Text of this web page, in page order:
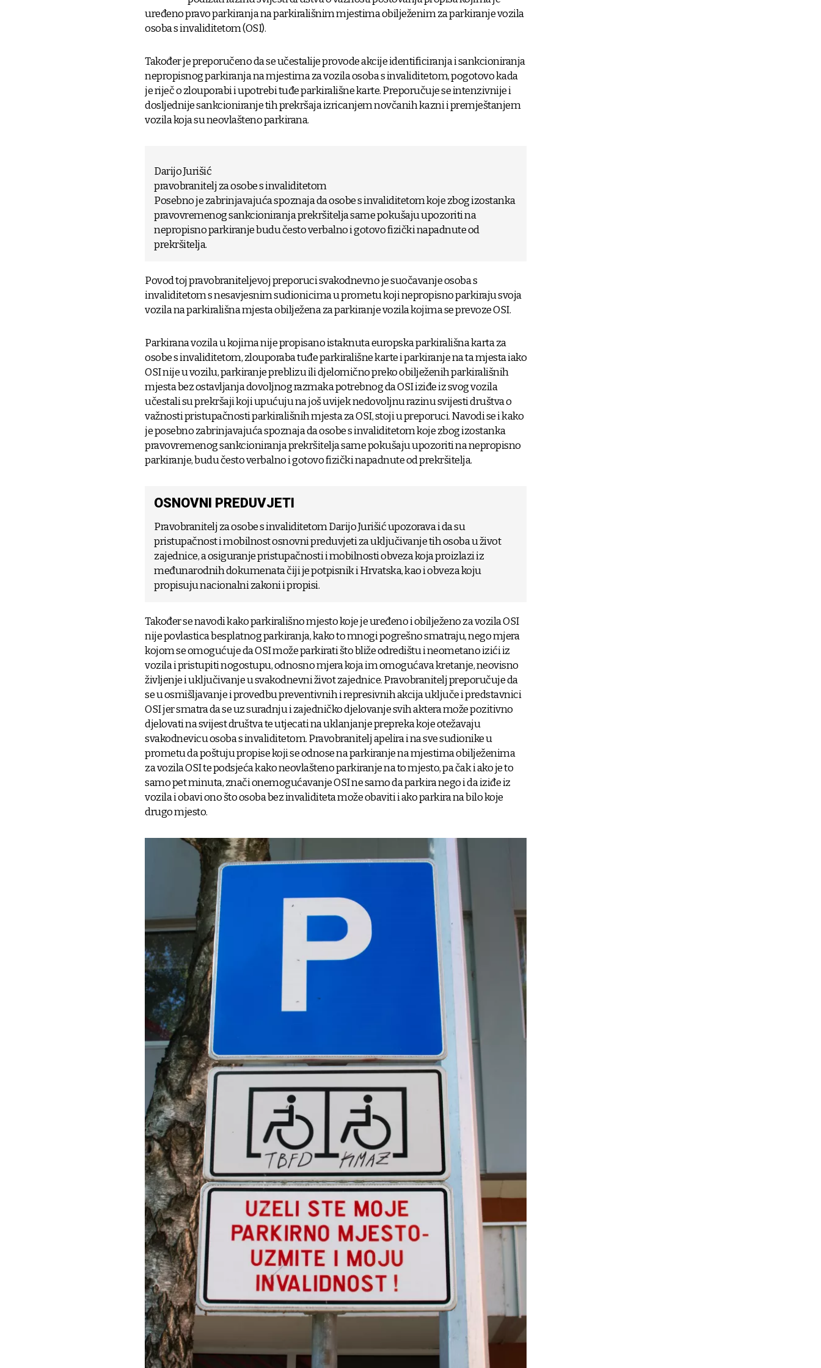
uređeno pravo parkiranja na parkirališnim mjestima obilježenim za parkiranje vozila
osoba s invaliditetom (OSI).
Također je preporučeno da se učestalije provode akcije identificiranja i sankcioniranja
nepropisnog parkiranja na mjestima za vozila osoba s invaliditetom, pogotovo kada
je riječ o zlouporabi i upotrebi tuđe parkirališne karte. Preporučuje se intenzivnije i
dosljednije sankcioniranje tih prekršaja izricanjem novčanih kazni i premještanjem
vozila koja su neovlašteno parkirana.
Darijo Jurišić
pravobranitelj za osobe s invaliditetom
Posebno je zabrinjavajuća spoznaja da osobe s invaliditetom koje zbog izostanka
pravovremenog sankcioniranja prekršitelja same pokušaju upozoriti na
nepropisno parkiranje budu često verbalno i gotovo fizički napadnute od
prekršitelja.
Povod toj pravobraniteljevoj preporuci svakodnevno je suočavanje osoba s
invaliditetom s nesavjesnim sudionicima u prometu koji nepropisno parkiraju svoja
vozila na parkirališna mjesta obilježena za parkiranje vozila kojima se prevoze OSI.
Parkirana vozila u kojima nije propisano istaknuta europska parkirališna karta za
osobe s invaliditetom, zlouporaba tuđe parkirališne karte i parkiranje na ta mjesta iako
OSI nije u vozilu, parkiranje preblizu ili djelomično preko obilježenih parkirališnih
mjesta bez ostavljanja dovoljnog razmaka potrebnog da OSI iziđe iz svog vozila
učestali su prekršaji koji upućuju na još uvijek nedovoljnu razinu svijesti društva o
važnosti pristupačnosti parkirališnih mjesta za OSI, stoji u preporuci. Navodi se i kako
je posebno zabrinjavajuća spoznaja da osobe s invaliditetom koje zbog izostanka
pravovremenog sankcioniranja prekršitelja same pokušaju upozoriti na nepropisno
parkiranje, budu često verbalno i gotovo fizički napadnute od prekršitelja.
OSNOVNI PREDUVJETI
Pravobranitelj za osobe s invaliditetom Darijo Jurišić upozorava i da su
pristupačnost i mobilnost osnovni preduvjeti za uključivanje tih osoba u život
zajednice, a osiguranje pristupačnosti i mobilnosti obveza koja proizlazi iz
međunarodnih dokumenata čiji je potpisnik i Hrvatska, kao i obveza koju
propisuju nacionalni zakoni i propisi.
Također se navodi kako parkirališno mjesto koje je uređeno i obilježeno za vozila OSI
nije povlastica besplatnog parkiranja, kako to mnogi pogrešno smatraju, nego mjera
kojom se omogućuje da OSI može parkirati što bliže odredištu i neometano izići iz
vozila i pristupiti nogostupu, odnosno mjera koja im omogućava kretanje, neovisno
življenje i uključivanje u svakodnevni život zajednice. Pravobranitelj preporučuje da
se u osmišljavanje i provedbu preventivnih i represivnih akcija uključe i predstavnici
OSI jer smatra da se uz suradnju i zajedničko djelovanje svih aktera može pozitivno
djelovati na svijest društva te utjecati na uklanjanje prepreka koje otežavaju
svakodnevicu osoba s invaliditetom. Pravobranitelj apelira i na sve sudionike u
prometu da poštuju propise koji se odnose na parkiranje na mjestima obilježenima
za vozila OSI te podsjeća kako neovlašteno parkiranje na to mjesto, pa čak i ako je to
samo pet minuta, znači onemogućavanje OSI ne samo da parkira nego i da iziđe iz
vozila i obavi ono što osoba bez invaliditeta može obaviti i ako parkira na bilo koje
drugo mjesto.